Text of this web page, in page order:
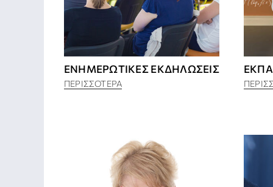
ΕΝΗΜΕΡΩΤΙΚΈΣ ΕΚΔΗΛΏΣΕΙΣ
ΠΕΡΙΣΣΌΤΕΡΑ